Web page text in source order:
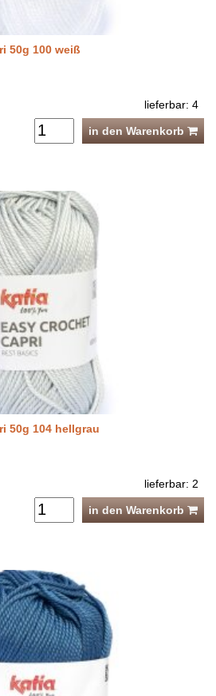
50g 100 weiß
lieferbar: 4
in den Warenkorb
50g 104 hellgrau
lieferbar: 2
in den Warenkorb